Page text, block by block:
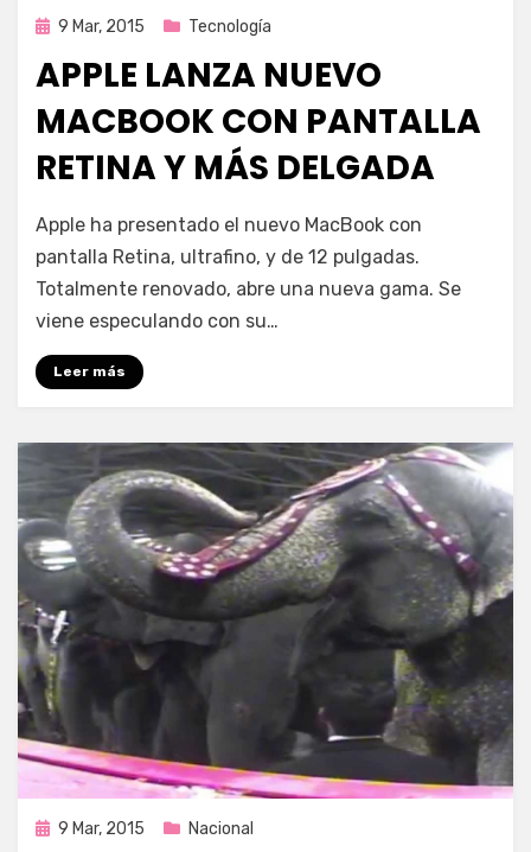
Publicada
9 Mar, 2015 Tecnología
APPLE LANZA NUEVO
MACBOOK CON PANTALLA
RETINA Y MÁS DELGADA
por Enrique
Apple ha presentado el nuevo MacBook con
pantalla Retina, ultrafino, y de 12 pulgadas.
Totalmente renovado, abre una nueva gama. Se
viene especulando con su…
Leer más
Publicada
9 Mar, 2015 Nacional